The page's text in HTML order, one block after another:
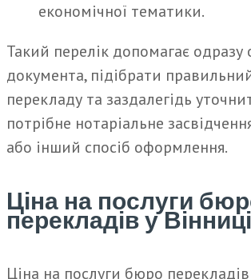
економічної тематики.
Такий перелік допомагає одразу
документа, підібрати
перекладу та заздалегідь
потрібне нотаріальне
або інший спосіб оформлення.
Ціна на послуги
перекладів у Вінниці
Ціна на послуги бюро перекладів